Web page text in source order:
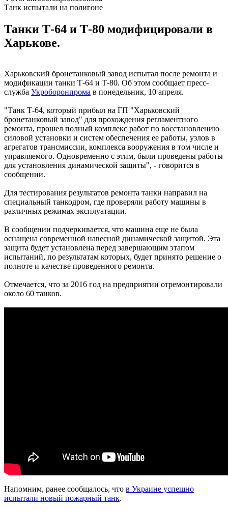
Танк испытали на полигоне
Танки Т-64 и Т-80 модифицировали в
Харькове.
Харьковский бронетанковый завод испытал после ремонта и
модификации танки Т-64 и Т-80. Об этом сообщает пресс-
служба Укроборонпрома в понедельник, 10 апреля.
"Танк Т-64, который прибыл на ГП "Харьковский
бронетанковый завод" для прохождения регламентного
ремонта, прошел полный комплекс работ по восстановлению
силовой установки и систем обеспечения ее работы, узлов в
агрегатов трансмиссии, комплекса вооружения в том числе и
управляемого. Одновременно с этим, были проведены работы
для установления динамической защиты", - говорится в
сообщении.
Для тестирования результатов ремонта танки направил на
специальный танкодром, где проверяли работу машины в
различных режимах эксплуатации.
В сообщении подчеркивается, что машина еще не была
оснащена современной навесной динамической защитой. Эта
защита будет установлена перед завершающим этапом
испытаний, по результатам которых, будет принято решение о
полноте и качестве проведенного ремонта.
Отмечается, что за 2016 год на предприятии отремонтировали
около 60 танков.
Напомним, ранее сообщалось, что в Украине успешно
испытали новый пожарный танк.